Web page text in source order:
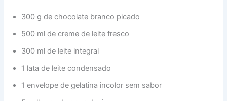
300 g de chocolate branco picado
500 ml de creme de leite fresco
300 ml de leite integral
1 lata de leite condensado
1 envelope de gelatina incolor sem sabor